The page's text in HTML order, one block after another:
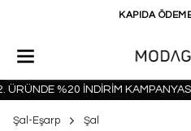
KAPIDA
%20 İNDİRİM KAMPANYASI
Şal-Eşarp Şal